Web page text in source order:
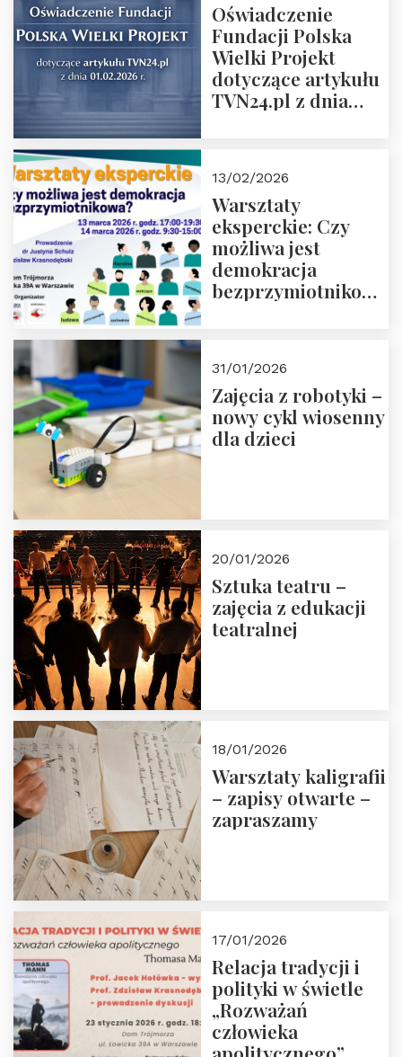
Oświadczenie
Fundacji Polska
Wielki Projekt
dotyczące artykułu
TVN24.pl z dnia
13/02/2026
Warsztaty
eksperckie: Czy
możliwa jest
demokracja
bezprzymiotnikowa?
31/01/2026
Zajęcia z robotyki –
nowy cykl wiosenny
dla dzieci
20/01/2026
Sztuka teatru –
zajęcia z edukacji
teatralnej
18/01/2026
Warsztaty kaligrafii
– zapisy otwarte –
zapraszamy
17/01/2026
Relacja tradycji i
polityki w świetle
„Rozważań
człowieka